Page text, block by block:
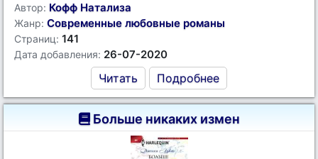
Автор: Кофф Натализа
Жанр: Современные любовные романы
Страниц: 141
Дата добавления: 26-07-2020
Читать Подробнее
Больше никаких измен